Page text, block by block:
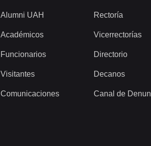
Alumni UAH
Académicos
Funcionarios
Visitantes
Comunicaciones
Rectoría
Vicerrectorías
Directorio
Decanos
Canal de